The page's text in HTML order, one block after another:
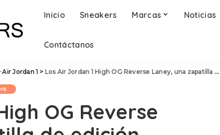
Inicio Sneakers Marcas Noticias
Contáctanos
Air Jordan 1 > Los Air Jordan 1 High OG Reverse Laney, una zapatilla de edición limitada con estilo
OG Reverse